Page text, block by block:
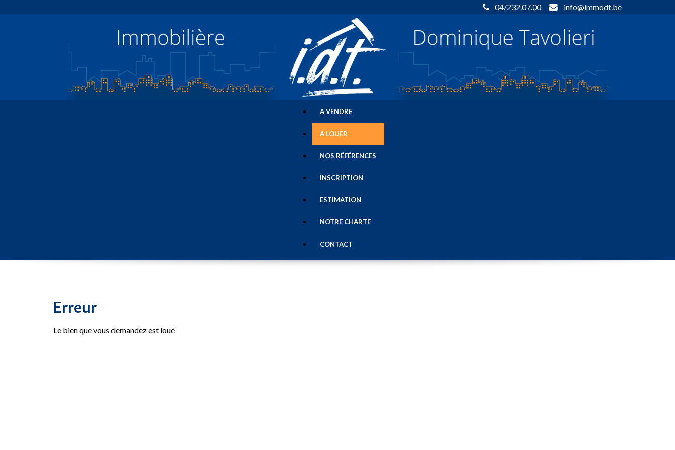
04/232.07.00 info@immodt.be
A VENDRE
A LOUER
NOS RÉFÉRENCES
INSCRIPTION
ESTIMATION
NOTRE CHARTE
CONTACT
Erreur
Le bien que vous demandez est loué